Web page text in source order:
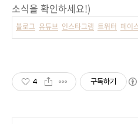
소식을 확인하세요!)
블로그 유튜브 인스타그램 트위터 페이
4 구독하기